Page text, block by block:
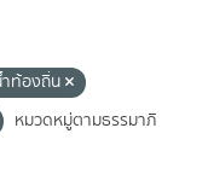
ท้องถิ่น
หมวดหมู่ตามธรรมาภิ